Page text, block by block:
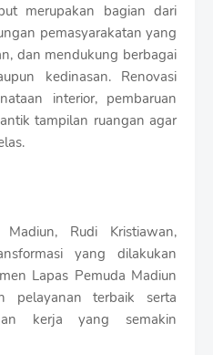
merupakan bagian dari
pemasyarakatan yang
dan mendukung berbagai
kedinasan. Renovasi
interior, pembaruan
tampilan ruangan agar
Rudi Kristiawan,
yang dilakukan
Lapas Pemuda Madiun
pelayanan terbaik serta
kerja yang semakin